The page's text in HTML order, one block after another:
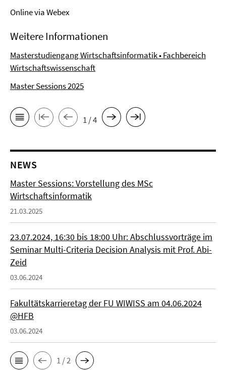
Online via Webex
Weitere Informationen
Masterstudiengang Wirtschaftsinformatik •Fachbereich
Wirtschaftswissenschaft
Master Sessions 2025
1 / 4
NEWS
Master Sessions: Vorstellung des MSc
Wirtschaftsinformatik
21.03.2025
23.07.2024, 16:30 bis 18:00 Uhr: Abschlussvorträge im
Seminar Multi-Criteria Decision Analysis mit Prof. Abi-
Zeid
03.06.2024
Fakultätskarrieretag der FU WIWISS am 04.06.2024
@HFB
03.06.2024
1 / 2